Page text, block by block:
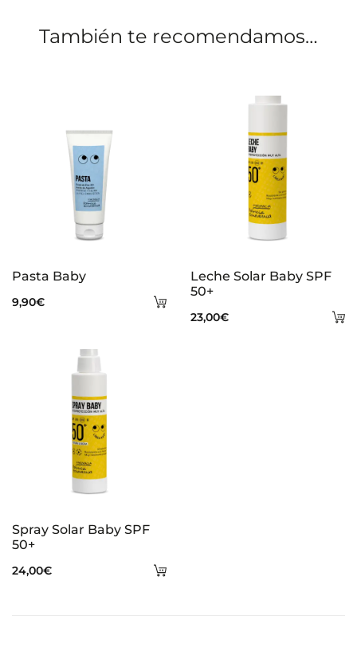
También te recomendamos…
Añadir
Pasta Baby
9,90€
Leche Solar Baby SPF
50+
23,00€
Añadir
Spray Solar Baby SPF
50+
24,00€